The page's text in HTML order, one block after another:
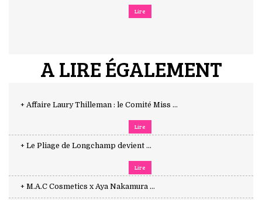
Lire
A LIRE ÉGALEMENT
+ Affaire Laury Thilleman : le Comité Miss ...
Lire
+ Le Pliage de Longchamp devient ...
Lire
+ M.A.C Cosmetics x Aya Nakamura ...